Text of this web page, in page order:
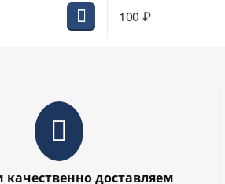
100 ₽
качественно доставляем